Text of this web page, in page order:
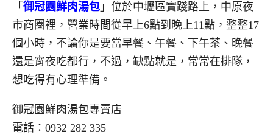
「 御冠園鮮肉湯包 」位於中壢區實踐路上，中原夜
市商圈裡，營業時間從早上6點到晚上11點，整整17
個小時，不論你是要當早餐、午餐、下午茶、晚餐
還是宵夜吃都行，不過，缺點就是，常常在排隊，
想吃得有心理準備。
御冠園鮮肉湯包專賣店
電話：0932 282 335